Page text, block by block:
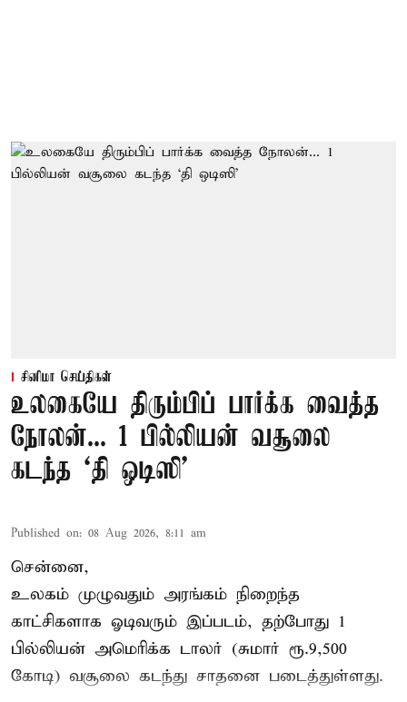
சினிமா செய்திகள்
உலகையே திரும்பிப் பார்க்க வைத்த
நோலன்... 1 பில்லியன் வசூலை
கடந்த ‘தி ஒடிஸி’
Published on: 08 Aug 2026, 8:11 am
சென்னை,
உலகம் முழுவதும் அரங்கம் நிறைந்த
காட்சிகளாக ஓடிவரும் இப்படம், தற்போது 1
பில்லியன் அமெரிக்க டாலர் (சுமார் ரூ.9,500
கோடி) வசூலை கடந்து சாதனை படைத்துள்ளது.